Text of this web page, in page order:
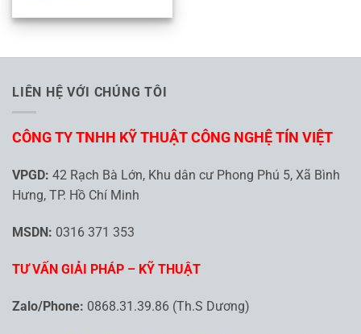
LIÊN HỆ VỚI CHÚNG TÔI
CÔNG TY TNHH KỸ THUẬT CÔNG NGHỆ TÍN VIỆT
VPGD: 42 Rạch Bà Lớn, Khu dân cư Phong Phú 5, Xã Bình
Hưng, TP. Hồ Chí Minh
MSDN: 0316 371 353
TƯ VẤN GIẢI PHÁP – KỸ THUẬT
Zalo/Phone: 0868.31.39.86 (Th.S Dương)